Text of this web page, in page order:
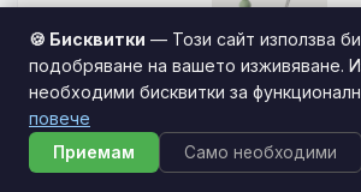
BIBERSCHATZ.COM
Клипс за биберон Moos Green
5.75€
🍪 Бисквитки — Този сайт използва
подобряване на вашето изживяване.
необходими бисквитки за
повече
Приемам Само необходими